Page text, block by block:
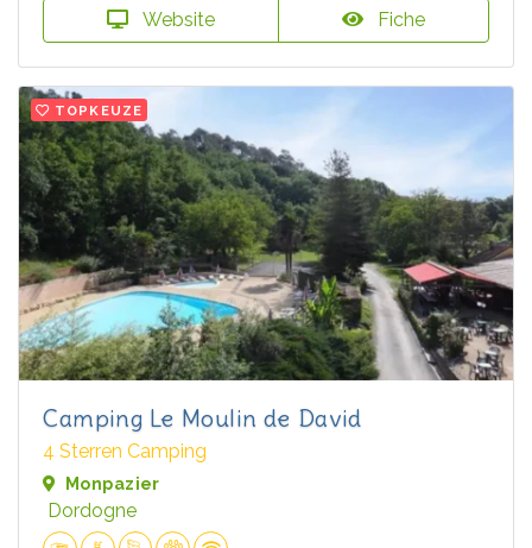
Website Fiche
TOPKEUZE
Camping Le Moulin de David
4 Sterren Camping
Monpazier
Dordogne